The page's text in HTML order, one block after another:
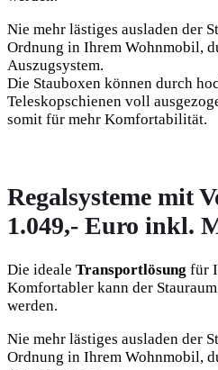
Nie mehr lästiges ausladen der
Ordnung in Ihrem Wohnmobil,
Auszugsystem.
Die Stauboxen können durch
Teleskopschienen voll
somit für mehr Komfortabilität.
Regalsysteme mit
1.049,- Euro inkl.
Die ideale Transportlösung für
Komfortabler kann der
werden.
Nie mehr lästiges ausladen der
Ordnung in Ihrem Wohnmobil,